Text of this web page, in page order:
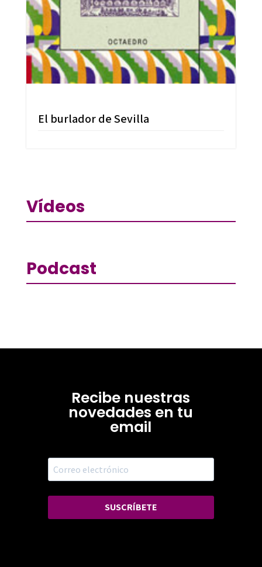
El burlador de Sevilla
Vídeos
Podcast
Recibe nuestras
novedades en tu
email
SUSCRÍBETE